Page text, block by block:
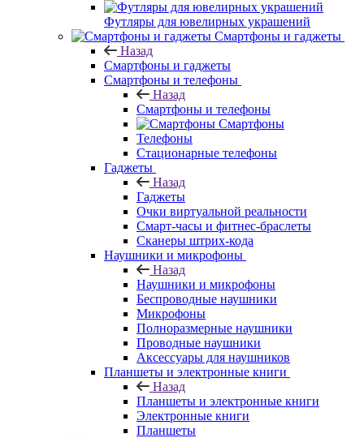
Футляры для ювелирных украшений
Смартфоны и гаджеты
Назад
Смартфоны и гаджеты
Смартфоны и телефоны
Назад
Смартфоны и телефоны
Смартфоны
Телефоны
Стационарные телефоны
Гаджеты
Назад
Гаджеты
Очки виртуальной реальности
Смарт-часы и фитнес-браслеты
Сканеры штрих-кода
Наушники и микрофоны
Назад
Наушники и микрофоны
Беспроводные наушники
Микрофоны
Полноразмерные наушники
Проводные наушники
Аксессуары для наушников
Планшеты и электронные книги
Назад
Планшеты и электронные книги
Электронные книги
Планшеты